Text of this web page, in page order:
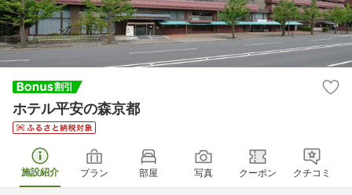
ホテル平安の森京都
施設紹介 プラン 部屋 写真 クーポン クチコミ